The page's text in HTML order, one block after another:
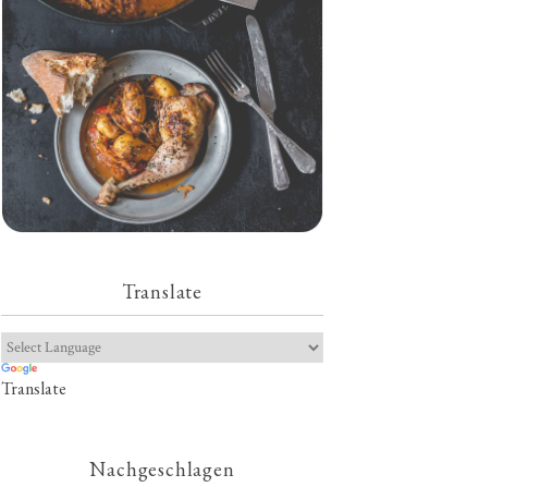
Geschmorte Hähnchenschenkel auf
Paprikakraut und kleinen Kartoffeln
Translate
Translate
Nachgeschlagen